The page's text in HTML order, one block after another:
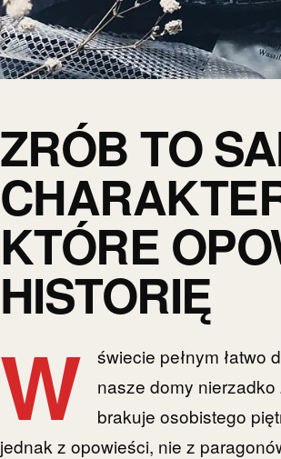
ZRÓB TO
KTÓRE
HISTORIĘ
W
świecie pełnym łatwo
nasze domy
brakuje osobistego
jednak z opowieści, nie z